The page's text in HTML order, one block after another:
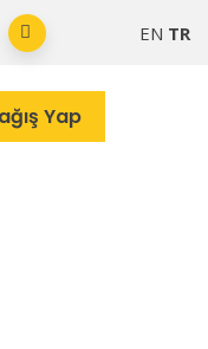
Yap
EN TR